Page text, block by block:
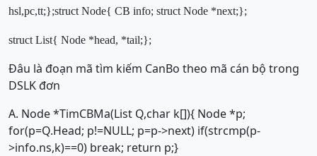
hsl,pc,tt;};struct Node{ CB info; struct Node *next;};
struct List{ Node *head, *tail;};
Đâu là đoạn mã tìm kiếm CanBo theo mã cán bộ trong
DSLK đơn
A. Node *TimCBMa(List Q,char k[]){ Node *p;
for(p=Q.Head; p!=NULL; p=p->next) if(strcmp(p-
>info.ns,k)==0) break; return p;}